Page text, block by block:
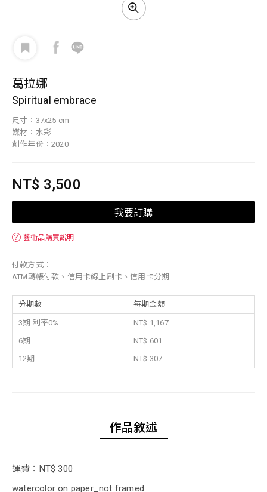
葛拉娜
Spiritual embrace
尺寸：37x25 cm
媒材：水彩
創作年份：2020
NT$ 3,500
我要訂購
？ 藝術品購買說明
付款方式：
ATM轉帳付款、信用卡線上刷卡、信用卡分期
分期數 每期金額
3期 利率0%
NT$ 1,167
6期
NT$ 601
12期
NT$ 307
作品敘述
運費：NT$ 300
watercolor on paper_not framed